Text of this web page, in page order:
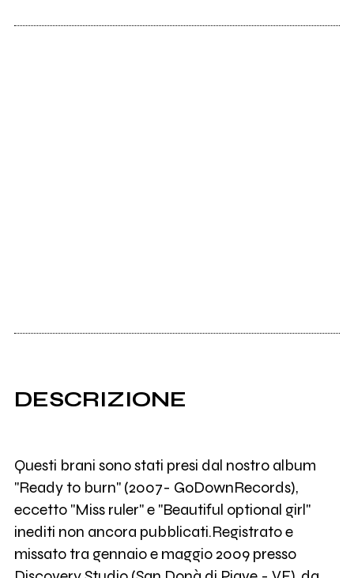
DESCRIZIONE
Questi brani sono stati presi dal nostro album
"Ready to burn" (2007- GoDownRecords),
eccetto "Miss ruler" e "Beautiful optional girl"
inediti non ancora pubblicati.Registrato e
missato tra gennaio e maggio 2009 presso